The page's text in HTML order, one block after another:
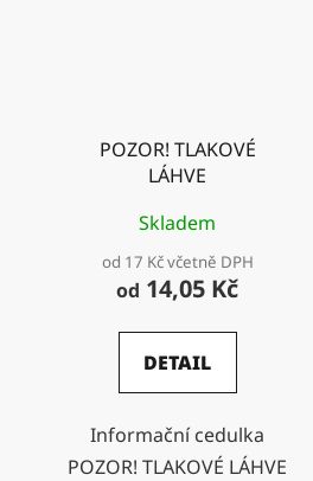
POZOR! TLAKOVÉ
LÁHVE
Skladem
od 17 Kč včetně DPH
od 14,05 Kč
DETAIL
Informační cedulka
POZOR! TLAKOVÉ LÁHVE